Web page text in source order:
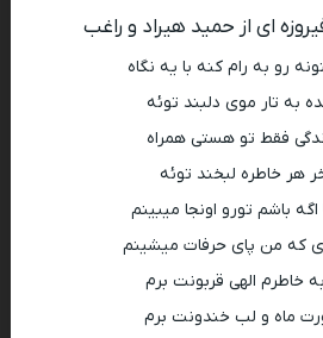
ای از حمید هیراد و راغب
رو به رام کنه با یه نگاه
به تار موی دلبند توئه
فقط تو هستی همراه
هر خاطره لبخند توئه
باشم تورو اونجا میبینم
که من پای حرفات میشینم
خاطرم الهی قربونت برم
ماه و لب خندونت برم